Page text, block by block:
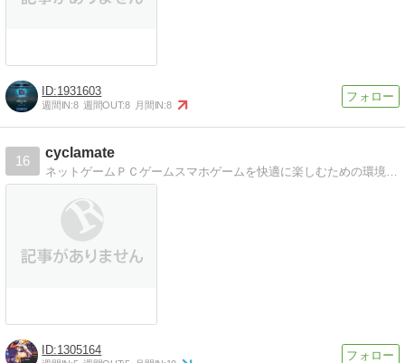
1931603
週間IN:8 週間OUT:8 月間IN:8
16
cyclamate
ネットゲームＰＣゲームスマホゲームを快適に楽しむための環境構築大作戦
1305164